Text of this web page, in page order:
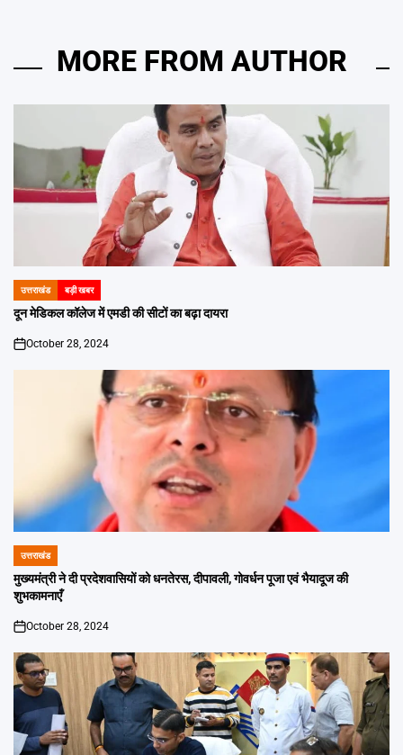
MORE FROM AUTHOR
POSTED
IN
उत्तराखंड बड़ी खबर
दून मेडिकल कॉलेज में एमडी की सीटों का बढ़ा दायरा
on
October 28, 2024
POSTED
IN
उत्तराखंड
मुख्यमंत्री ने दी प्रदेशवासियों को धनतेरस, दीपावली, गोवर्धन पूजा एवं भैयादूज की
शुभकामनाएँ
on
October 28, 2024